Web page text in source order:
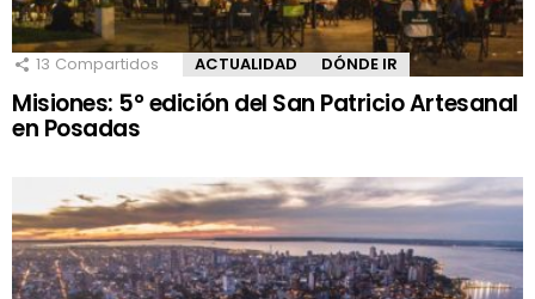
13 Compartidos ACTUALIDAD DÓNDE IR
Misiones: 5° edición del San Patricio Artesanal
en Posadas